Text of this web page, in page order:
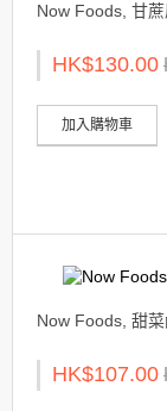
Now Foods, 甘
HK$130.00
加入購物車
Now Foods, 甜
HK$107.00